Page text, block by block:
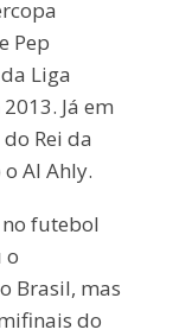
Pep
Liga
Já em
Rei da
Al Ahly.
futebol
o
Brasil, mas
do